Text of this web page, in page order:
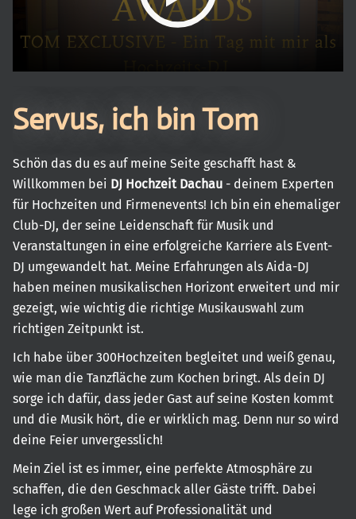
Servus, ich bin Tom
Schön das du es auf meine Seite geschafft hast &
Willkommen bei DJ Hochzeit Dachau - deinem Experten
für Hochzeiten und Firmenevents! Ich bin ein ehemaliger
Club-DJ, der seine Leidenschaft für Musik und
Veranstaltungen in eine erfolgreiche Karriere als Event-
DJ umgewandelt hat. Meine Erfahrungen als Aida-DJ
haben meinen musikalischen Horizont erweitert und mir
gezeigt, wie wichtig die richtige Musikauswahl zum
richtigen Zeitpunkt ist.
Ich habe über 300Hochzeiten begleitet und weiß genau,
wie man die Tanzfläche zum Kochen bringt. Als dein DJ
sorge ich dafür, dass jeder Gast auf seine Kosten kommt
und die Musik hört, die er wirklich mag. Denn nur so wird
deine Feier unvergesslich!
Mein Ziel ist es immer, eine perfekte Atmosphäre zu
schaffen, die den Geschmack aller Gäste trifft. Dabei
lege ich großen Wert auf Professionalität und